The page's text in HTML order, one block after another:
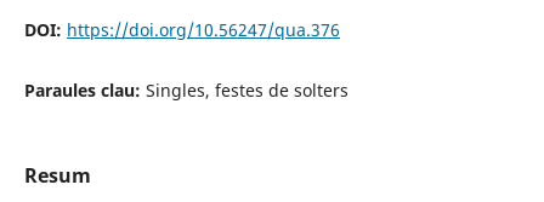
DOI: https://doi.org/10.56247/qua.376
Paraules clau: Singles, festes de solters
Resum